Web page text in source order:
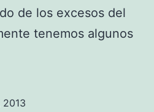
de los excesos del
tenemos algunos
2013